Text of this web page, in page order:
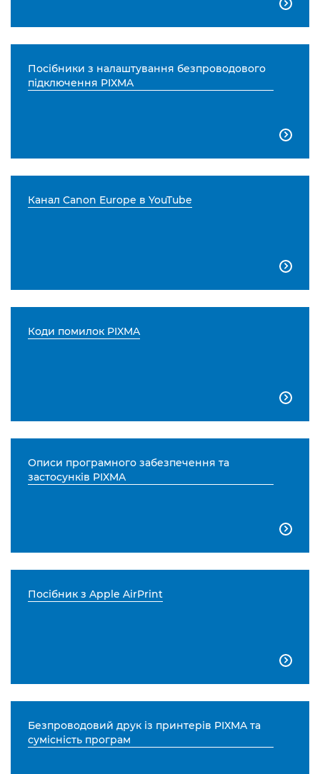

Посібники з налаштування безпроводового
підключення PIXMA

Канал Canon Europe в YouTube

Коди помилок PIXMA

Описи програмного забезпечення та
застосунків PIXMA

Посібник з Apple AirPrint

Безпроводовий друк із принтерів PIXMA та
сумісність програм